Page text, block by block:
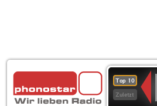
Top 10
Zuletzt